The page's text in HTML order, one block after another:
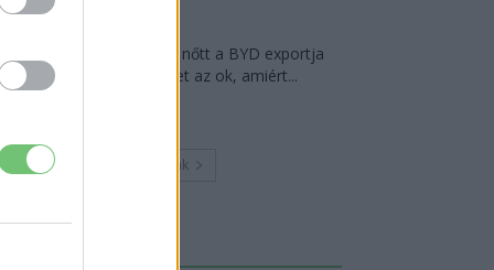
124%-kal nőtt a BYD exportja
— ez lehet az ok, amiért...
Továbbiak